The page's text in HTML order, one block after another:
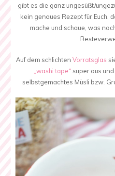
gibt es die ganz ungesüßt/
kein genaues Rezept für Euch,
mache und schaue, was
Auf dem schlichtenVorratsglas
„washi tape“ super aus
selbstgemachtes Müsli bzw.